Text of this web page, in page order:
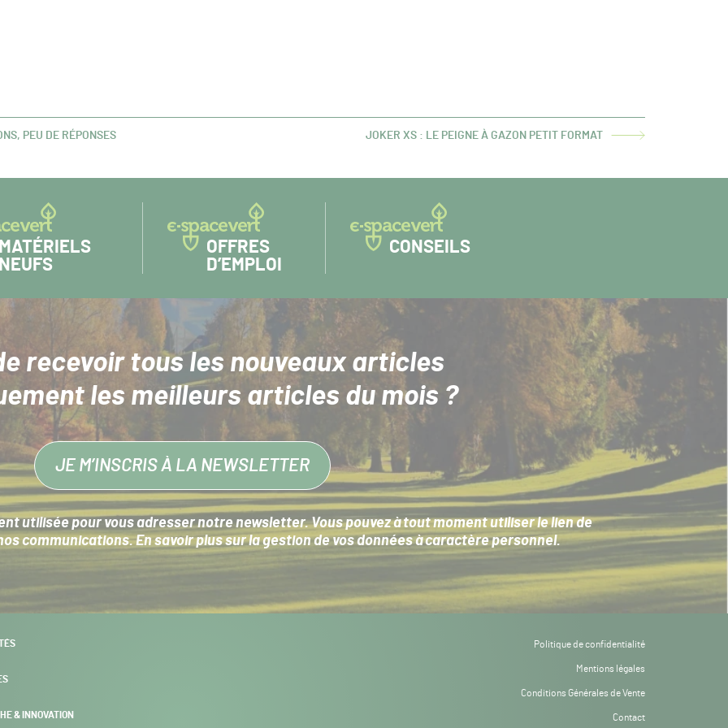
PEU DE RÉPONSES
ARTICLE
JOKER XS : LE PEIGNE À GAZON PETIT FORMAT
MATÉRIELS
NEUFS
OFFRES
D’EMPLOI
CONSEILS
recevoir tous les nouveaux articles
les meilleurs articles du mois ?
JE M’INSCRIS À LA NEWSLETTER
utilisée pour vous adresser notre newsletter. Vous pouvez à tout moment utiliser le lien de
communications. En savoir plus sur lagestion de vos données à caractère personnel.
& INNOVATION
Politique de confidentialité
Mentions légales
Conditions Générales de Vente
Contact